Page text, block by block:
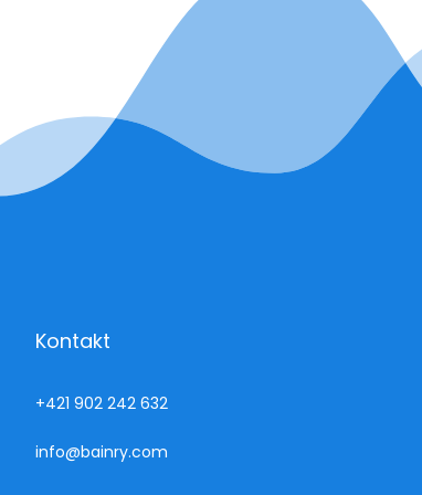
Kontakt
+421 902 242 632
info@bainry.com